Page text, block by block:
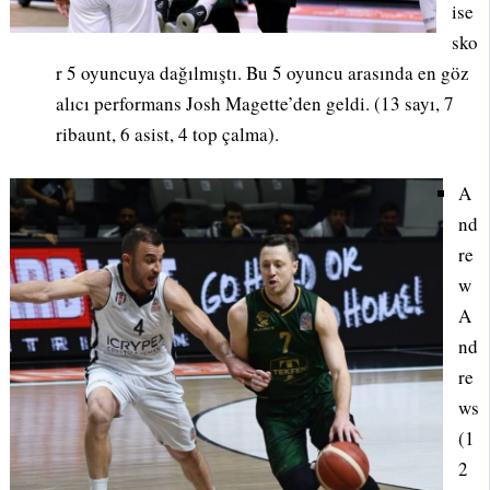
ise
sko
r 5 oyuncuya dağılmıştı. Bu 5 oyuncu arasında en göz
alıcı performans Josh Magette’den geldi. (13 sayı, 7
ribaunt, 6 asist, 4 top çalma).
A
nd
re
w
A
nd
re
ws
(1
2